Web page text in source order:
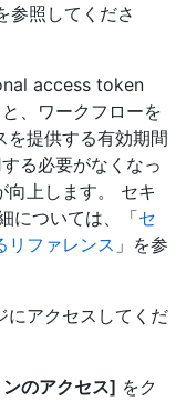
参照してくださ
access token
、ワークフローを
を提供する有効期間
る必要がなくなっ
向上します。 セキ
については、「セ
リファレンス 」を参
にアクセスしてくだ
のアクセス] をク